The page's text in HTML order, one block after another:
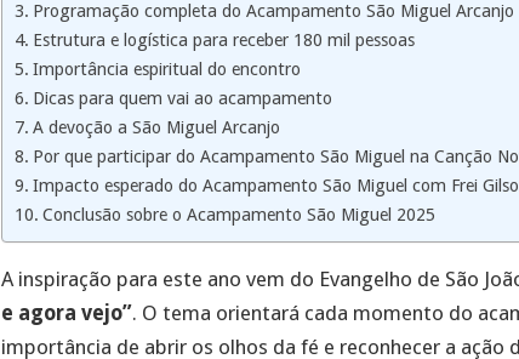
Programação completa do Acampamento São Miguel Arcanjo
Estrutura e logística para receber 180 mil pessoas
Importância espiritual do encontro
Dicas para quem vai ao acampamento
A devoção a São Miguel Arcanjo
Por que participar do Acampamento São Miguel na Canção
Impacto esperado do Acampamento São Miguel com Frei
Conclusão sobre o Acampamento São Miguel 2025
A inspiração para este ano vem do Evangelho de São
e agora vejo”. O tema orientará cada momento do
importância de abrir os olhos da fé e reconhecer a ação